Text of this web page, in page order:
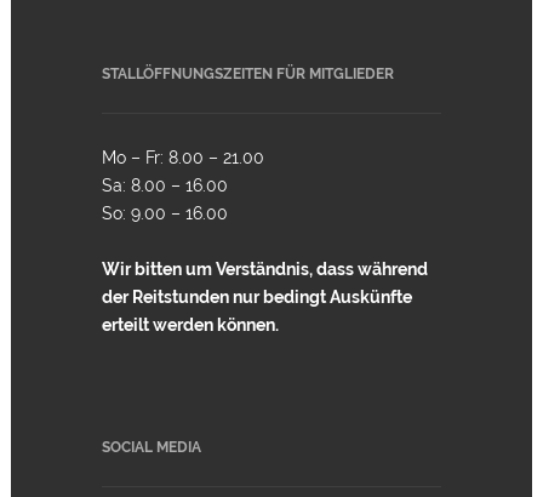
STALLÖFFNUNGSZEITEN FÜR MITGLIEDER
Mo – Fr: 8.00 – 21.00
Sa: 8.00 – 16.00
So: 9.00 – 16.00
Wir bitten um Verständnis, dass während
der Reitstunden nur bedingt Auskünfte
erteilt werden können.
SOCIAL MEDIA